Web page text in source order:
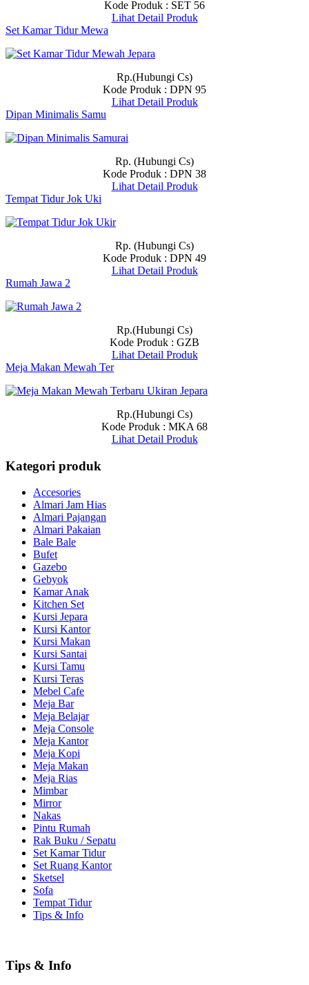
Kode Produk : SET 56
Lihat Detail Produk
Set Kamar Tidur Mewa
Rp.(Hubungi Cs)
Kode Produk : DPN 95
Lihat Detail Produk
Dipan Minimalis Samu
Rp. (Hubungi Cs)
Kode Produk : DPN 38
Lihat Detail Produk
Tempat Tidur Jok Uki
Rp. (Hubungi Cs)
Kode Produk : DPN 49
Lihat Detail Produk
Rumah Jawa 2
Rp.(Hubungi Cs)
Kode Produk : GZB
Lihat Detail Produk
Meja Makan Mewah Ter
Rp.(Hubungi Cs)
Kode Produk : MKA 68
Lihat Detail Produk
Kategori produk
Accesories
Almari Jam Hias
Almari Pajangan
Almari Pakaian
Bale Bale
Bufet
Gazebo
Gebyok
Kamar Anak
Kitchen Set
Kursi Jepara
Kursi Kantor
Kursi Makan
Kursi Santai
Kursi Tamu
Kursi Teras
Mebel Cafe
Meja Bar
Meja Belajar
Meja Console
Meja Kantor
Meja Kopi
Meja Makan
Meja Rias
Mimbar
Mirror
Nakas
Pintu Rumah
Rak Buku / Sepatu
Set Kamar Tidur
Set Ruang Kantor
Sketsel
Sofa
Tempat Tidur
Tips & Info
Tips & Info